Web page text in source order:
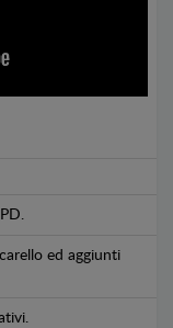
ed aggiunti